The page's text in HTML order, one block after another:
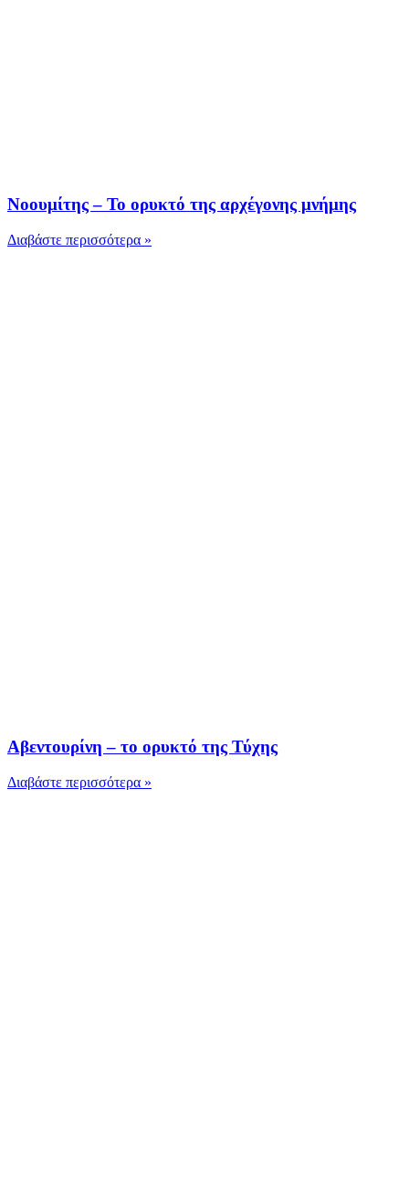
Νοουμίτης – Το ορυκτό της αρχέγονης μνήμης
Διαβάστε περισσότερα »
Αβεντουρίνη – το ορυκτό της Τύχης
Διαβάστε περισσότερα »